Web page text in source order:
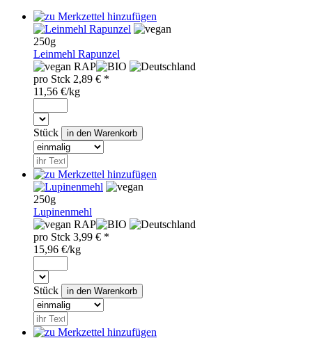
250g
Leinmehl Rapunzel
RAP
pro Stck 2,89 € *
11,56 €/kg
Stück
250g
Lupinenmehl
RAP
pro Stck 3,99 € *
15,96 €/kg
Stück